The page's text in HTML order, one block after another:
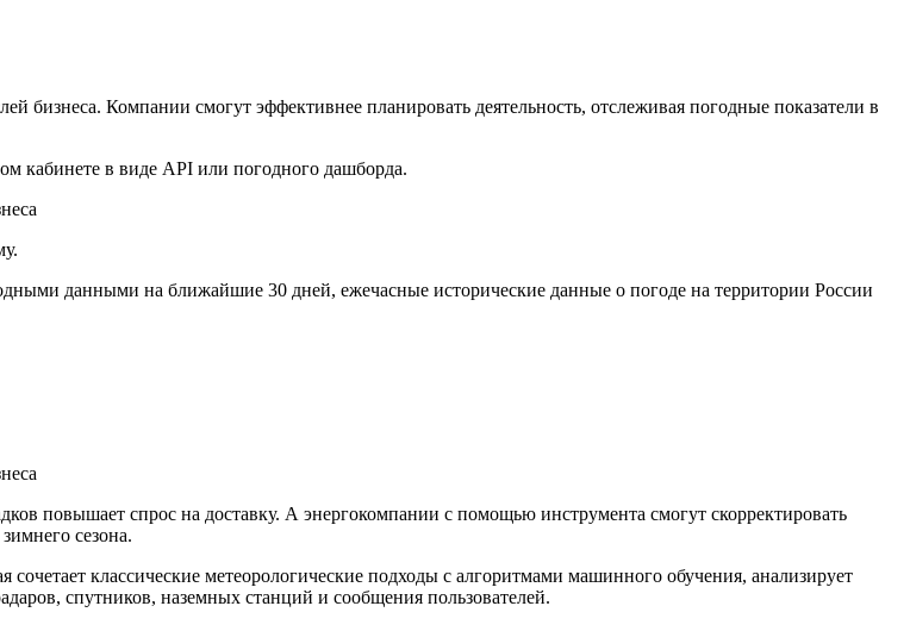
бизнеса. Компании смогут эффективнее планировать деятельность, отслеживая погодные показатели в
кабинете в виде API или погодного дашборда.
данными на ближайшие 30 дней, ежечасные исторические данные о погоде на территории России
повышает спрос на доставку. А энергокомпании с помощью инструмента смогут скорректировать
сезона.
классические метеорологические подходы с алгоритмами машинного обучения, анализирует
спутников, наземных станций и сообщения пользователей.